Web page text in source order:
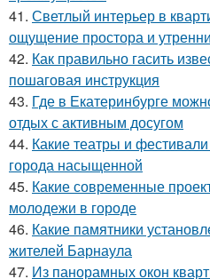
41. Светлый интерьер в
ощущение простора и
42. Как правильно гасить
пошаговая инструкция
43. Где в Екатеринбурге
отдых с активным досугом
44. Какие театры и
города насыщенной
45. Какие современные
молодежи в городе
46. Какие памятники
жителей Барнаула
47. Из панорамных окон